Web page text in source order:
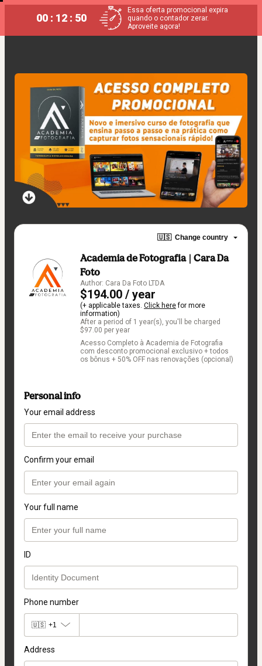
00 : 12 : 50
Essa oferta promocional expira
quando o contador zerar.
Aproveite agora!
🇺🇸 Change country
Academia de Fotografia | Cara Da
Foto
Author: Cara Da Foto LTDA
$194.00 / year
(+ applicable taxes. Click herefor more
information)
After a period of 1 year(s), you'll be charged
$97.00 per year
Acesso Completo à Academia de Fotografia
com desconto promocional exclusivo + todos
os bônus + 50% OFF nas renovações (opcional)
Personal info
Your email address
Confirm your email
Your full name
ID
Phone number
🇺🇸 +1
Address